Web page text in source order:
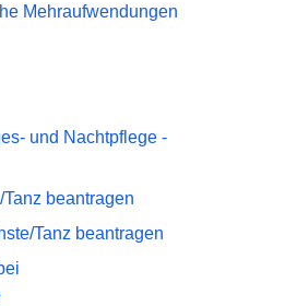
Mehraufwendungen
und Nachtpflege -
beantragen
Tanz beantragen